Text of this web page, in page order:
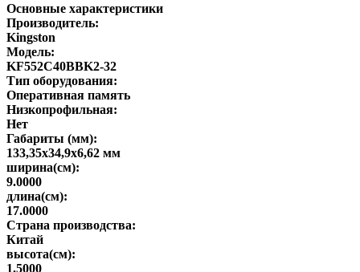
Основные характеристики
Производитель:
Kingston
Модель:
KF552C40BBK2-32
Тип оборудования:
Оперативная память
Низкопрофильная:
Нет
Габариты (мм):
133,35х34,9х6,62 мм
ширина(см):
9.0000
длина(см):
17.0000
Страна производства:
Китай
высота(см):
1.5000